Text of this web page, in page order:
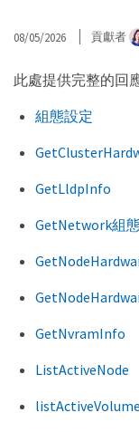
08/05/2026 貢獻者
此處提供完整的回
組態設定
GetLldpInfo
GetNetwork組
GetNvramInfo
ListActiveNode